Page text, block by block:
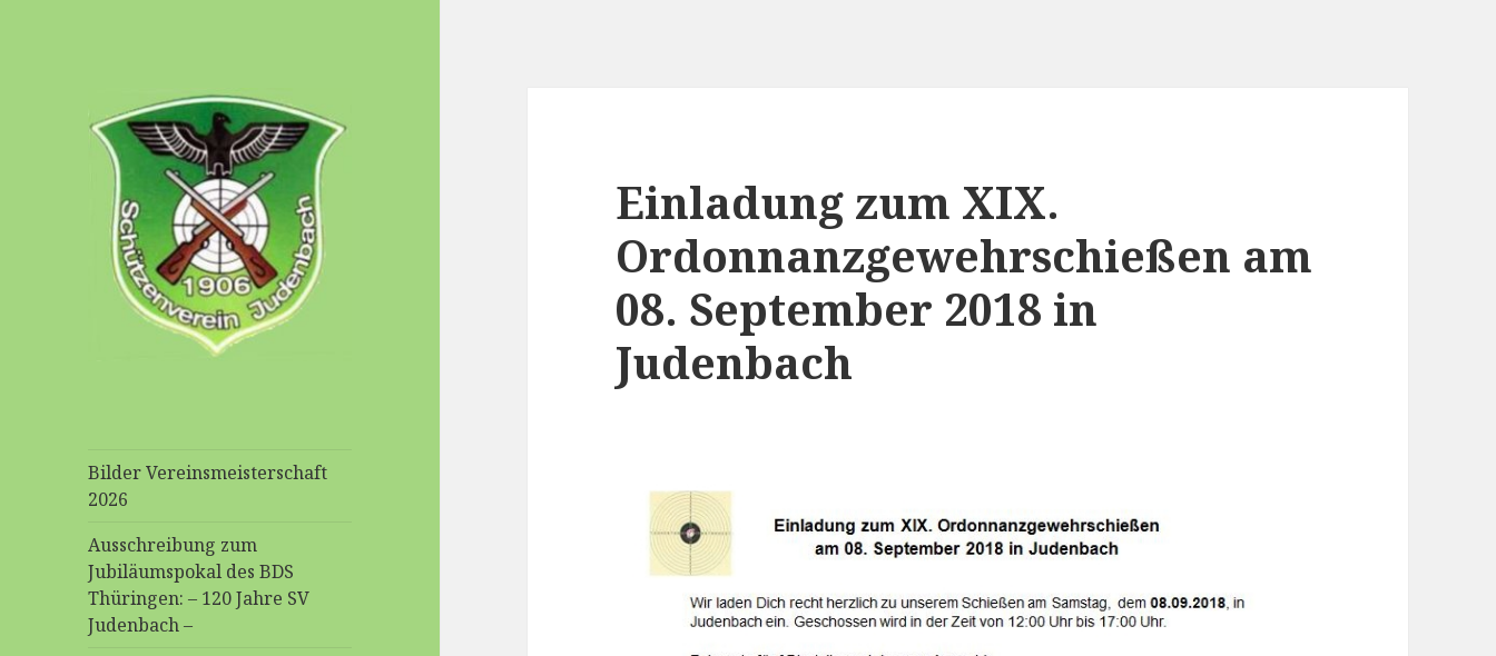
Bilder Vereinsmeisterschaft
2026
Ausschreibung zum
Jubiläumspokal des BDS
Thüringen: – 120 Jahre SV
Judenbach –
Einladung zum XIX.
Ordonnanzgewehrschießen am
08. September 2018 in
Judenbach